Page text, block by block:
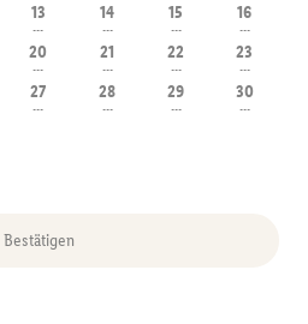
13
---
14
---
15
---
16
---
20
---
21
---
22
---
23
---
27
---
28
---
29
---
30
---
Bestätigen